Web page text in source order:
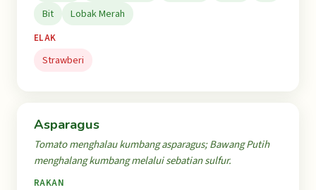
Bit
Lobak Merah
ELAK
Strawberi
Asparagus
Tomato menghalau kumbang asparagus; Bawang Putih
menghalang kumbang melalui sebatian sulfur.
RAKAN